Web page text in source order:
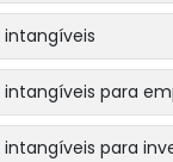
para
para